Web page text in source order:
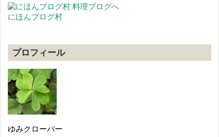
にほんブログ村
プロフィール
ゆみクローバー